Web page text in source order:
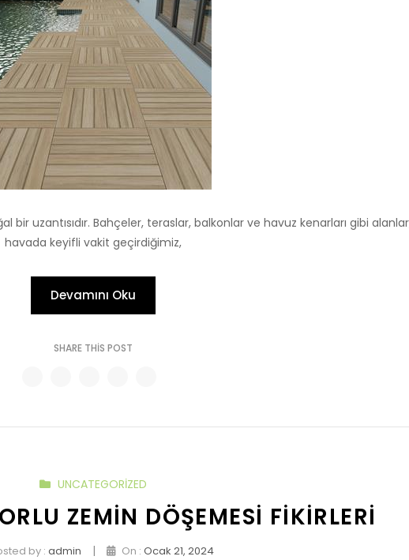
bir uzantısıdır. Bahçeler, teraslar, balkonlar ve havuz kenarları gibi
havada keyifli vakit geçirdiğimiz,
Devamını Oku
SHARE THIS POST
UNCATEGORIZED
ZEMIN DÖŞEMESI FIKIRLERI
by : admin | On : Ocak 21, 2024